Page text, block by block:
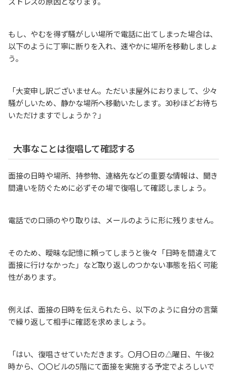
もし、やむを得ず騒がしい場所で電話に出てしまった場合は、
以下のように丁寧に断りを入れ、速やかに場所を移動しましょ
う。
「大変申し訳ございません。ただいま屋外におりまして、少々
騒がしいため、静かな場所へ移動いたします。30秒ほどお待ち
いただけますでしょうか？」
大事なことは復唱して確認する
面接の日時や場所、持参物、連絡先などの重要な情報は、聞き
間違いを防ぐために必ずその場で復唱して確認しましょう。
電話での口頭のやり取りは、メールのように形に残りません。
そのため、曖昧な記憶に頼ってしまうと後々「日時を間違えて
面接に行けなかった」など取り返しのつかない事態を招く可能
性があります。
例えば、面接の日時を伝えられたら、以下のように自分の言葉
で繰り返して相手に確認を求めましょう。
「はい、復唱させていただきます。〇月〇日の△曜日、午後2
時から、〇〇ビルの5階にて面接を実施する予定でよろしいで